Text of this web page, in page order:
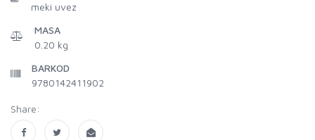
meki uvez
MASA
0.20 kg
BARKOD
9780142411902
Share: